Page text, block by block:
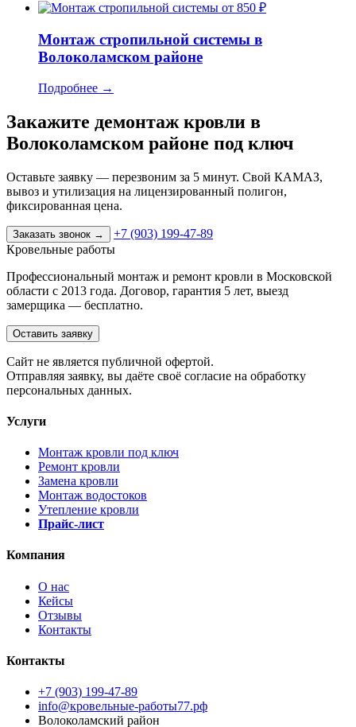
от 850 ₽
Монтаж стропильной системы в
Волоколамском районе
Подробнее →
Закажите демонтаж кровли в
Волоколамском районе под ключ
Оставьте заявку — перезвоним за 5 минут. Свой КАМАЗ,
вывоз и утилизация на лицензированный полигон,
фиксированная цена.
Заказать звонок →
+7 (903) 199-47-89
Кровельные работы
Профессиональный монтаж и ремонт кровли в Московской
области с 2013 года. Договор, гарантия 5 лет, выезд
замерщика — бесплатно.
Оставить заявку
Cайт не является публичной офертой.
Отправляя заявку, вы даёте своё согласие на обработку
персональных данных.
Услуги
Монтаж кровли под ключ
Ремонт кровли
Замена кровли
Монтаж водостоков
Утепление кровли
Прайс-лист
Компания
О нас
Кейсы
Отзывы
Контакты
Контакты
+7 (903) 199-47-89
info@кровельные-работы77.рф
Волоколамский район